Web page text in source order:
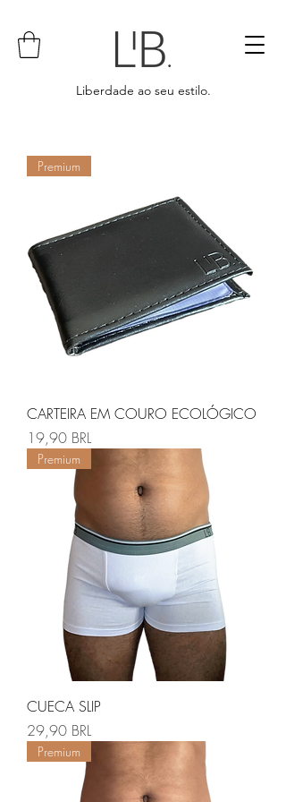
Liberdade ao seu estilo.
Premium
CARTEIRA EM COURO ECOLÓGICO
Precio
19,90 BRL
Premium
CUECA SLIP
Precio
29,90 BRL
Premium